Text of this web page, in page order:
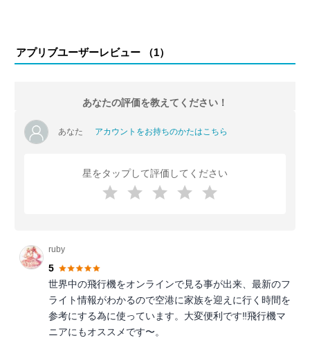
アプリブユーザーレビュー （1）
あなたの評価を教えてください！
あなた アカウントをお持ちのかたはこちら
星をタップして評価してください
ruby
5
世界中の飛行機をオンラインで見る事が出来、最新のフ
ライト情報がわかるので空港に家族を迎えに行く時間を
参考にする為に使っています。大変便利です‼︎飛行機マ
ニアにもオススメです〜。